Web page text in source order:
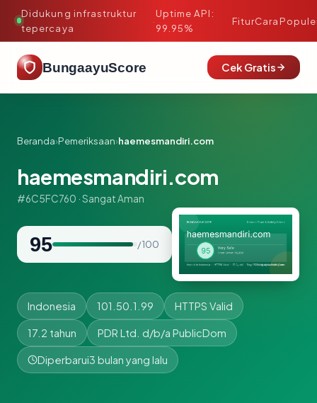
Didukung infrastruktur
tepercaya
·
Uptime API:
99.95%
FiturCara
BungaayuScore Cek Gratis
Beranda›Pemeriksaan›haemesmandiri.com
haemesmandiri.com
#6C5FC760 · Sangat Aman
95 / 100
Indonesia 101.50.1.99 HTTPS Valid
17.2 tahun PDR Ltd. d/b/a PublicDom
Diperbarui3 bulan yang lalu